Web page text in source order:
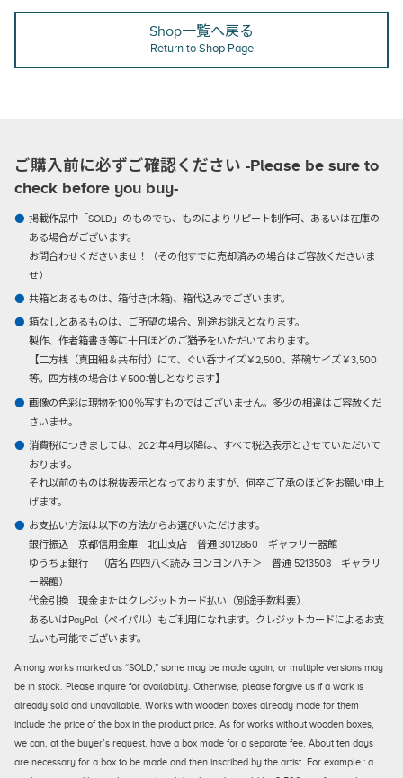
Shop一覧へ戻る
Return to Shop Page
ご購入前に必ずご確認ください -Please be sure to
check before you buy-
掲載作品中「SOLD」のものでも、ものによりリピート制作可、あるいは在庫の
ある場合がございます。
お問合わせくださいませ！（その他すでに売却済みの場合はご容赦くださいま
せ）
共箱とあるものは、箱付き(木箱)、箱代込みでございます。
箱なしとあるものは、ご所望の場合、別途お誂えとなります。
製作、作者箱書き等に十日ほどのご猶予をいただいております。
【二方桟（真田紐＆共布付）にて、ぐい呑サイズ￥2,500、茶碗サイズ￥3,500
等。四方桟の場合は￥500増しとなります】
画像の色彩は現物を100％写すものではございません。多少の相違はご容赦くだ
さいませ。
消費税につきましては、2021年4月以降は、すべて税込表示とさせていただいて
おります。
それ以前のものは税抜表示となっておりますが、何卒ご了承のほどをお願い申上
げます。
お支払い方法は以下の方法からお選びいただけます。
銀行振込京都信用金庫 北山支店 普通 3012860 ギャラリー器館
ゆうちょ銀行 （店名 四四八＜読み ヨンヨンハチ＞ 普通 5213508 ギャラリ
ー器館）
代金引換現金またはクレジットカード払い（別途手数料要）
あるいはPayPal（ペイパル）もご利用になれます。クレジットカードによるお支
払いも可能でございます。
Among works marked as “SOLD,” some may be made again, or multiple versions may
be in stock. Please inquire for availability. Otherwise, please forgive us if a work is
already sold and unavailable. Works with wooden boxes already made for them
include the price of the box in the product price. As for works without wooden boxes,
we can, at the buyer’s request, have a box made for a separate fee. About ten days
are necessary for a box to be made and then inscribed by the artist. For example : a